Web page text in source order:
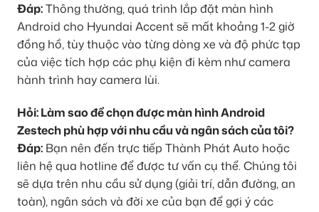
Đáp:Thông thường, quá trình lắp đặt màn hình
Android cho Hyundai Accent sẽ mất khoảng 1-2 giờ
đồng hồ, tùy thuộc vào từng dòng xe và độ phức tạp
của việc tích hợp các phụ kiện đi kèm như camera
hành trình hay camera lùi.
Hỏi: Làm sao để chọn được màn hình Android
Zestech phù hợp với nhu cầu và ngân sách của tôi?
Đáp: Bạn nên đến trực tiếp Thành Phát Auto hoặc
liên hệ qua hotline để được tư vấn cụ thể. Chúng tôi
sẽ dựa trên nhu cầu sử dụng (giải trí, dẫn đường, an
toàn), ngân sách và đời xe của bạn để gợi ý các